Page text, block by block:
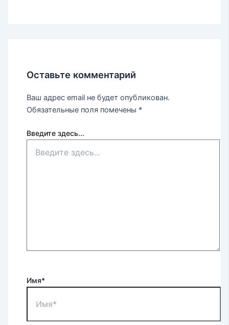
Оставьте комментарий
Ваш адрес email не будет опубликован.
Обязательные поля помечены *
Введите здесь...
Имя*